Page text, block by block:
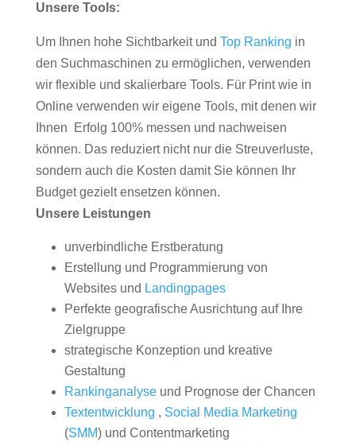
Unsere Tools:
Um Ihnen hohe Sichtbarkeit und Top Ranking in
den Suchmaschinen zu ermöglichen, verwenden
wir flexible und skalierbare Tools. Für Print wie in
Online verwenden wir eigene Tools, mit denen wir
Ihnen Erfolg 100% messen und nachweisen
können. Das reduziert nicht nur die Streuverluste,
sondern auch die Kosten damit Sie können Ihr
Budget gezielt ensetzen können.
Unsere Leistungen
unverbindliche Erstberatung
Erstellung und Programmierung von
Websites und Landingpages
Perfekte geografische Ausrichtung auf Ihre
Zielgruppe
strategische Konzeption und kreative
Gestaltung
Rankinganalyseund Prognose der Chancen
Textentwicklung , Social Media Marketing
(SMM) und Contentmarketing